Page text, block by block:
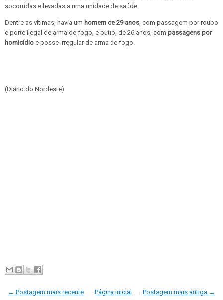
socorridas e levadas a uma unidade de saúde.
Dentre as vítimas, havia um homem de 29 anos, com passagem por roubo
e porte ilegal de arma de fogo, e outro, de 26 anos, com passagens por
homicídio e posse irregular de arma de fogo.
(Diário do Nordeste)
← Postagem mais recente Postagem mais antiga →
Página inicial